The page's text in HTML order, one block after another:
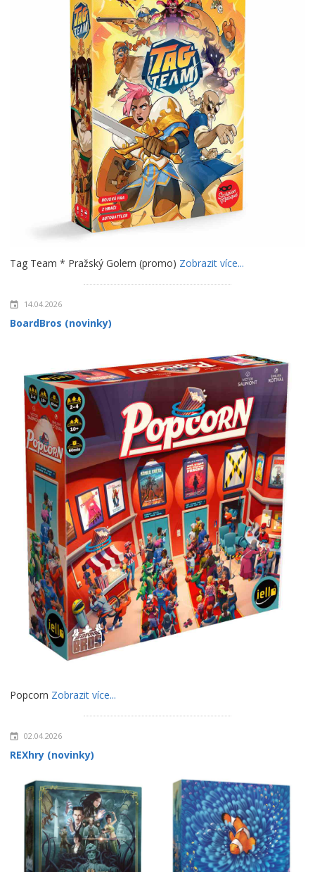
Tag Team * Pražský Golem (promo) Zobrazit více...
14.04.2026
BoardBros (novinky)
Popcorn Zobrazit více...
02.04.2026
REXhry (novinky)